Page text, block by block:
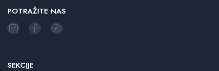
POTRAŽITE NAS
SEKCIJE